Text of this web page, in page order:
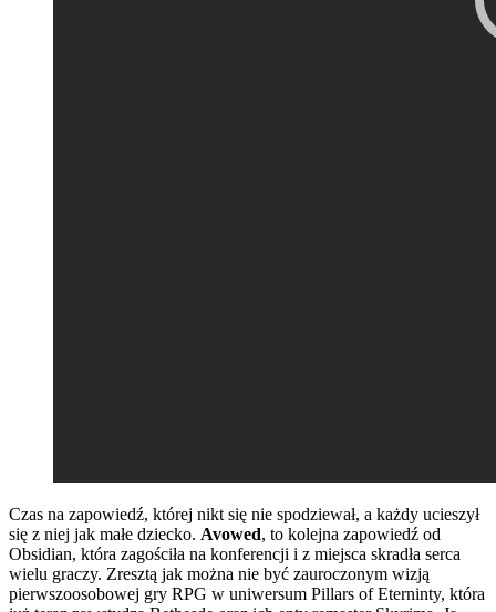
Czas na zapowiedź, której nikt się nie spodziewał, a każdy ucieszył
się z niej jak małe dziecko. Avowed, to kolejna zapowiedź od
Obsidian, która zagościła na konferencji i z miejsca skradła serca
wielu graczy. Zresztą jak można nie być zauroczonym wizją
pierwszoosobowej gry RPG w uniwersum Pillars of Eterninty, która